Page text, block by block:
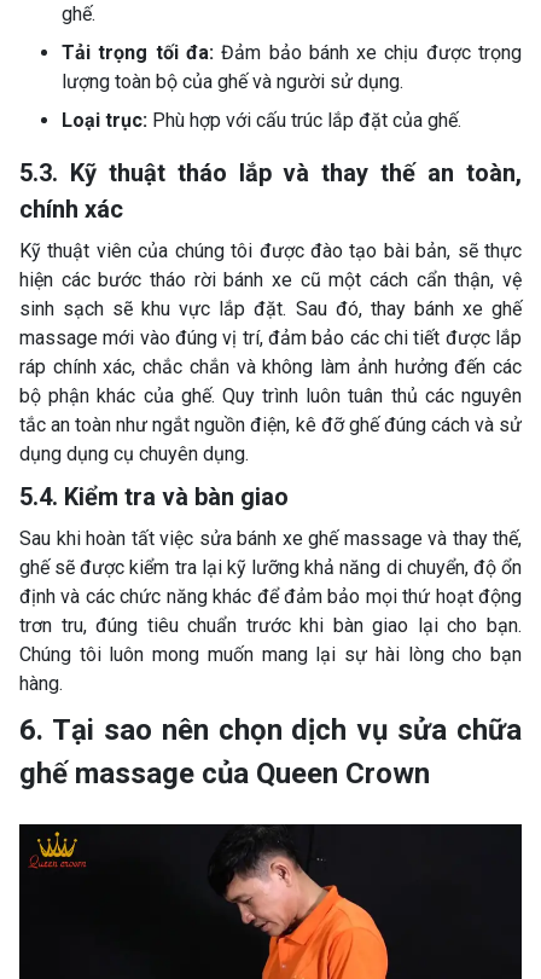
ghế.
Tải trọng tối đa:Đảm bảo bánh xe chịu được trọng
lượng toàn bộ của ghế và người sử dụng.
Loại trục: Phù hợp với cấu trúc lắp đặt của ghế.
5.3. Kỹ thuật tháo lắp và thay thế an toàn,
chính xác
Kỹ thuật viên của chúng tôi được đào tạo bài bản, sẽ thực
hiện các bước tháo rời bánh xe cũ một cách cẩn thận, vệ
sinh sạch sẽ khu vực lắp đặt. Sau đó, thay bánh xe ghế
massage mới vào đúng vị trí, đảm bảo các chi tiết được lắp
ráp chính xác, chắc chắn và không làm ảnh hưởng đến các
bộ phận khác của ghế. Quy trình luôn tuân thủ các nguyên
tắc an toàn như ngắt nguồn điện, kê đỡ ghế đúng cách và sử
dụng dụng cụ chuyên dụng.
5.4. Kiểm tra và bàn giao
Sau khi hoàn tất việc sửa bánh xe ghế massage và thay thế,
ghế sẽ được kiểm tra lại kỹ lưỡng khả năng di chuyển, độ ổn
định và các chức năng khác để đảm bảo mọi thứ hoạt động
trơn tru, đúng tiêu chuẩn trước khi bàn giao lại cho bạn.
Chúng tôi luôn mong muốn mang lại sự hài lòng cho bạn
hàng.
6. Tại sao nên chọn dịch vụ sửa chữa
ghế massage của Queen Crown